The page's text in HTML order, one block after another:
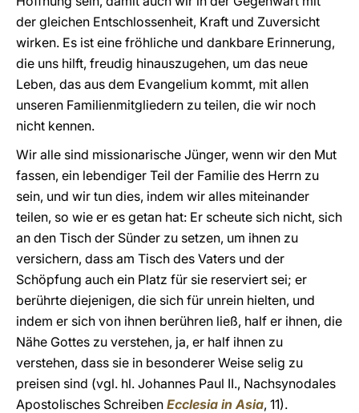
der gleichen Entschlossenheit, Kraft und Zuversicht
wirken. Es ist eine fröhliche und dankbare Erinnerung,
die uns hilft, freudig hinauszugehen, um das neue
Leben, das aus dem Evangelium kommt, mit allen
unseren Familienmitgliedern zu teilen, die wir noch
nicht kennen.
Wir alle sind missionarische Jünger, wenn wir den Mut
fassen, ein lebendiger Teil der Familie des Herrn zu
sein, und wir tun dies, indem wir alles miteinander
teilen, so wie er es getan hat: Er scheute sich nicht, sich
an den Tisch der Sünder zu setzen, um ihnen zu
versichern, dass am Tisch des Vaters und der
Schöpfung auch ein Platz für sie reserviert sei; er
berührte diejenigen, die sich für unrein hielten, und
indem er sich von ihnen berühren ließ, half er ihnen, die
Nähe Gottes zu verstehen, ja, er half ihnen zu
verstehen, dass sie in besonderer Weise selig zu
preisen sind (vgl. hl. Johannes Paul II., Nachsynodales
Apostolisches Schreiben Ecclesia in Asia, 11).